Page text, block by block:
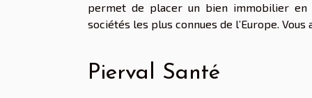
permet de placer un bien immobilier en
sociétés les plus connues de l’Europe.
Pierval Santé